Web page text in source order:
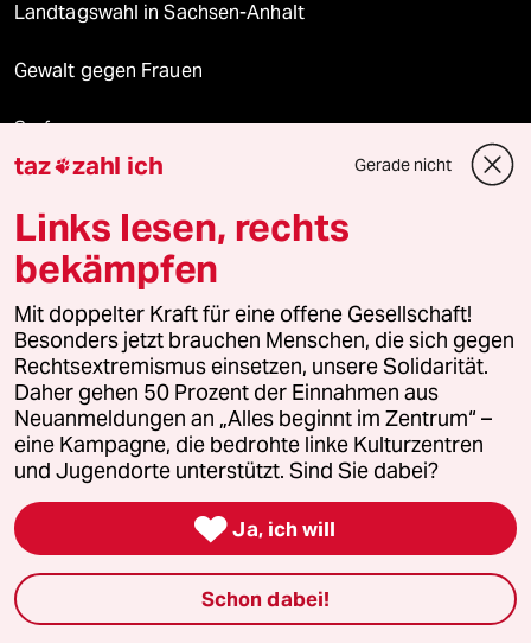
Landtagswahl in Sachsen-Anhalt
Gewalt gegen Frauen
Surfen
Verlag
Aktuelles
Hausblog
Die Seitenwende
Stellen
Presse
taz zahl ich Gerade nicht
Links lesen, rechts
bekämpfen
Mit doppelter Kraft für eine offene Gesellschaft!
Besonders jetzt brauchen Menschen, die sich gegen
Rechtsextremismus einsetzen, unsere Solidarität.
Daher gehen 50 Prozent der Einnahmen aus
Neuanmeldungen an „Alles beginnt im Zentrum“ –
eine Kampagne, die bedrohte linke Kulturzentren
und Jugendorte unterstützt. Sind Sie dabei?
 Ja, ich will
Schon dabei!